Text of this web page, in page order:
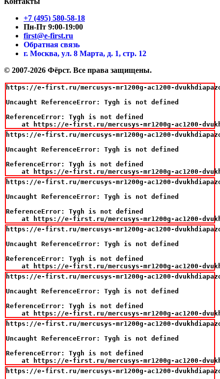
+7 (495) 580-58-18
Пн-Пт 9:00-19:00
first@e-first.ru
Обратная связь
г. Москва, ул. 8 Марта, д. 1, стр. 12
© 2007-2026 Фёрст. Все права защищены.
https://e-first.ru/mercusys-mr1200g-ac1200-
Uncaught ReferenceError: Tygh is not defined
ReferenceError: Tygh is not defined
at https://e-first.ru/mercusys-mr1200g-ac1200-
https://e-first.ru/mercusys-mr1200g-ac1200-
Uncaught ReferenceError: Tygh is not defined
ReferenceError: Tygh is not defined
at https://e-first.ru/mercusys-mr1200g-ac1200-
https://e-first.ru/mercusys-mr1200g-ac1200-
Uncaught ReferenceError: Tygh is not defined
ReferenceError: Tygh is not defined
at https://e-first.ru/mercusys-mr1200g-ac1200-
https://e-first.ru/mercusys-mr1200g-ac1200-
Uncaught ReferenceError: Tygh is not defined
ReferenceError: Tygh is not defined
at https://e-first.ru/mercusys-mr1200g-ac1200-
https://e-first.ru/mercusys-mr1200g-ac1200-
Uncaught ReferenceError: Tygh is not defined
ReferenceError: Tygh is not defined
at https://e-first.ru/mercusys-mr1200g-ac1200-
https://e-first.ru/mercusys-mr1200g-ac1200-
Uncaught ReferenceError: Tygh is not defined
ReferenceError: Tygh is not defined
at https://e-first.ru/mercusys-mr1200g-ac1200-
https://e-first.ru/mercusys-mr1200g-ac1200-